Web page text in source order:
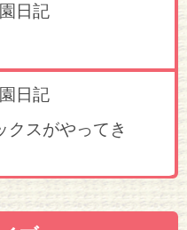
園日記
園日記
クスがやってき